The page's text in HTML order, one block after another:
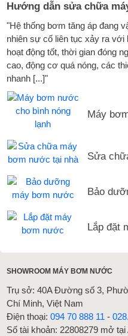
Hướng dẫn sửa chữa
"Hệ thống bơm tăng áp đang
nhiên sự cố liên tục xảy ra
hoạt động tốt, thời gian đóng
cao, động cơ quá nóng, các
nhanh [...]"
Máy
Sửa
Bảo
Lắp đặt
SHOWROOM MÁY BƠM NƯỚC
Trụ sở: 40A Đường số 3,
Chí Minh, Việt Nam
Điện thoại:094 70 888 11 -
Số tài khoản: 22808279 mở